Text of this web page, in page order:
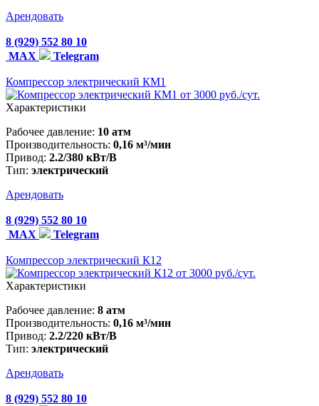
Арендовать
8 (929) 552 80 10
MAX
Telegram
Компрессор электрический КМ1
от 3000 руб./сут.
Характеристики
Рабочее давление: 10 атм
Производительность: 0,16 м³/мин
Привод: 2.2/380 кВт/В
Тип: электрический
Арендовать
8 (929) 552 80 10
MAX
Telegram
Компрессор электрический К12
от 3000 руб./сут.
Характеристики
Рабочее давление: 8 атм
Производительность: 0,16 м³/мин
Привод: 2.2/220 кВт/В
Тип: электрический
Арендовать
8 (929) 552 80 10